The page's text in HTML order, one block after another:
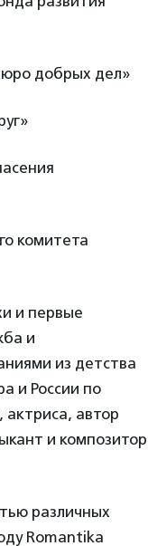
добрых дел»
комитета
и первые
и
из детства
и России по
, актриса, автор
и композитор
различных
Romantika